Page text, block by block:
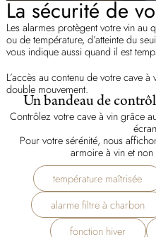
La sécurité de
Les alarmes protègent votre vin au
ou de température, d’atteinte du
vous indique aussi quand il est
L’accès au contenu de votre cave
double mouvement.
Un bandeau de
Contrôlez votre cave à vin grâce
Pour votre sérénité, nous
armoire à vin et
température maîtrisée
alarme filtre à charbon
fonction hiver